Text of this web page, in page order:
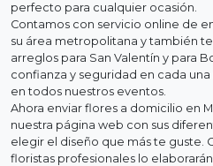
perfecto para cualquier ocasión.
Contamos con servicio online de
su área metropolitana y también
arreglos para San Valentín y para
confianza y seguridad en cada
en todos nuestros eventos.
Ahora enviar flores a domicilio en
nuestra página web con sus
elegir el diseño que más te guste.
floristas profesionales lo